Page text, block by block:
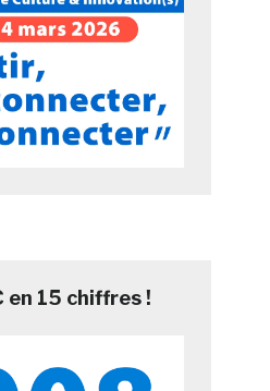
en 15 chiffres !